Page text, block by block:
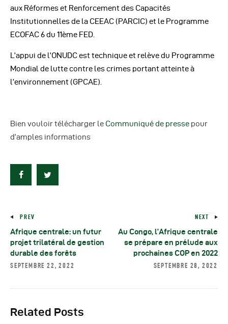
aux Réformes et Renforcement des Capacités
Institutionnelles de la CEEAC (PARCIC) et le Programme
ECOFAC 6 du 11ème FED.
L’appui de l’ONUDC est technique et relève du Programme
Mondial de lutte contre les crimes portant atteinte à
l’environnement (GPCAE).
Bien vouloir télécharger le Communiqué de presse pour
d’amples informations
PREV
Afrique centrale: un futur
projet trilatéral de gestion
durable des forêts
SEPTEMBRE 22, 2022
NEXT
Au Congo, l’Afrique centrale
se prépare en prélude aux
prochaines COP en 2022
SEPTEMBRE 28, 2022
Related Posts